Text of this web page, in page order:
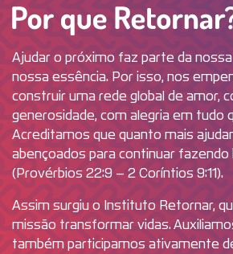
Ajudar o próximo faz parte da
nossa essência. Por isso, nos
construir uma rede global de amor,
generosidade, com alegria em tudo
Acreditamos que quanto mais
abençoados para continuar
(Provérbios 22:9 – 2 Coríntios 9:11).
Assim surgiu o Instituto Retornar,
missão transformar vidas.
também participamos ativamente